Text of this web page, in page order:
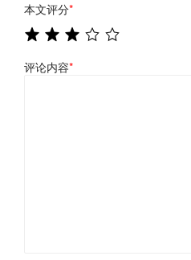
本文评分*
评论内容*